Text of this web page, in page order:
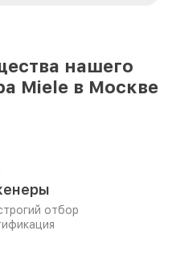
нашего
Miele в Москве
отбор